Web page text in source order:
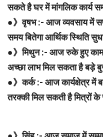
सकते है घर में मांगलिक कार्य
●》वृषभ :- आज व्यवसाय में
समय बितेगा आर्थिक स्थिति
●》मिथुन :- आज रुके हुए काम
अच्छा लाभ मिल सकता है बड़े
●》कर्क :- आज कार्यक्षेत्र में
तरक्की मिल सकती है मित्रों